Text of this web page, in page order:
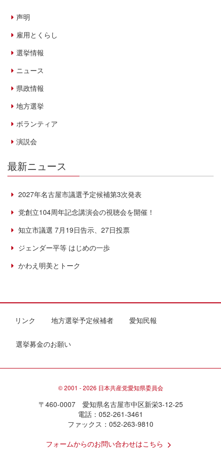
声明
雇用とくらし
選挙情報
ニュース
県政情報
地方選挙
ボランティア
演説会
最新ニュース
2027年名古屋市議選予定候補第3次発表
党創立104周年記念講演会の視聴会を開催！
知立市議選 7月19日告示、27日投票
ジェンダー平等 はじめの一歩
かわえ明美とトーク
リンク 地方選挙予定候補者 愛知民報
選挙募金のお願い
© 2001 - 2026 日本共産党愛知県委員会
〒460-0007 愛知県名古屋市中区新栄3-12-25
電話：052-261-3461
ファックス：052-263-9810
フォームからのお問い合わせはこちら